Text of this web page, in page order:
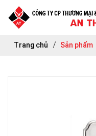
Trang chủ Sản phẩm